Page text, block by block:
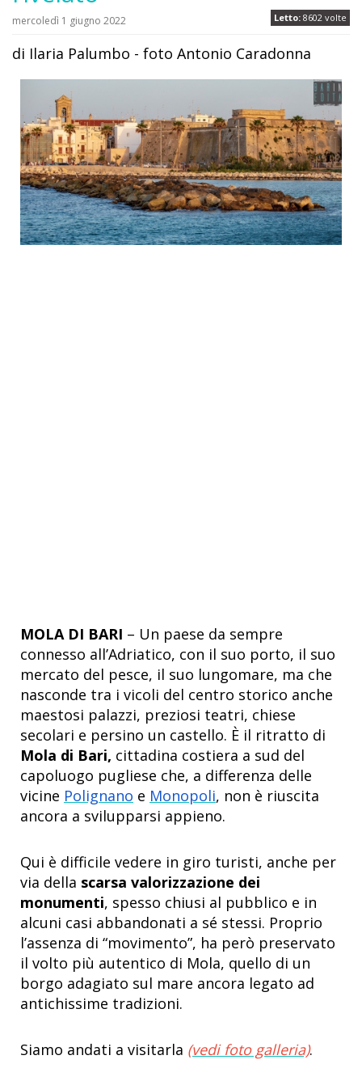
Letto: 8602 volte
mercoledì 1 giugno 2022
di Ilaria Palumbo - foto Antonio Caradonna
MOLA DI BARI – Un paese da sempre
connesso all’Adriatico, con il suo porto, il suo
mercato del pesce, il suo lungomare, ma che
nasconde tra i vicoli del centro storico anche
maestosi palazzi, preziosi teatri, chiese
secolari e persino un castello. È il ritratto di
Mola di Bari, cittadina costiera a sud del
capoluogo pugliese che, a differenza delle
vicine Polignano e Monopoli, non è riuscita
ancora a svilupparsi appieno.
Qui è difficile vedere in giro turisti, anche per
via della scarsa valorizzazione dei
monumenti, spesso chiusi al pubblico e in
alcuni casi abbandonati a sé stessi. Proprio
l’assenza di “movimento”, ha però preservato
il volto più autentico di Mola, quello di un
borgo adagiato sul mare ancora legato ad
antichissime tradizioni.
Siamo andati a visitarla (vedi foto galleria).